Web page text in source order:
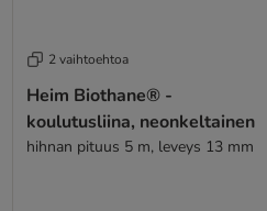
2 vaihtoehtoa
Heim Biothane® -
koulutusliina, neonkeltainen
hihnan pituus 5 m, leveys 13 mm